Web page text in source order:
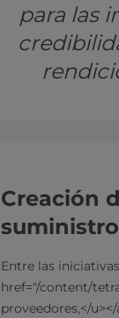
para las
Creación
Entre las
href="/content/
proveedores,</